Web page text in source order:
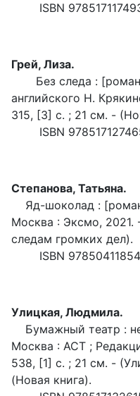
ISBN
Грей, Лиза.
Без следа : [роман]
английского Н.
315, [3] c. ; 21 см. -
ISBN
Степанова, Татьяна.
Яд-шоколад :
Москва : Эксмо,
следам громких дел).
ISBN
Улицкая, Людмила.
Бумажный театр :
Москва : АСТ ;
538, [1] с. ; 21 см. -
(Новая книга).